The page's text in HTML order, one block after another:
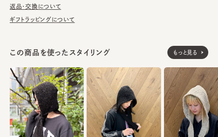
返品・交換について
ギフトラッピングについて
この商品を使ったスタイリング もっと見る